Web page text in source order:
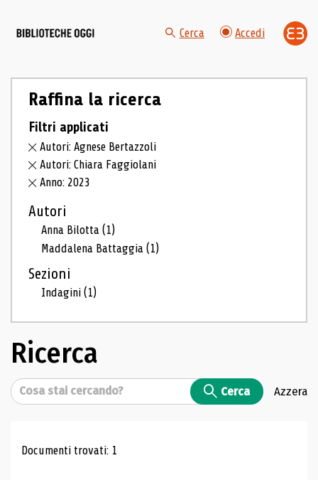
Cerca Accedi
Raffina la ricerca
Filtri applicati
Autori: Agnese Bertazzoli
Autori: Chiara Faggiolani
Anno: 2023
Autori
Anna Bilotta(1)
Maddalena Battaggia(1)
Sezioni
Indagini(1)
Ricerca
Cerca Cerca Azzera
Risultati di ricerca
Documenti trovati: 1